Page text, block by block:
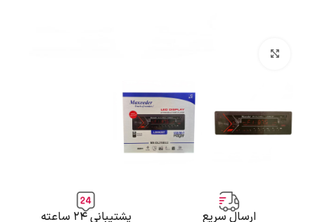
ارسال سریع پشتیبانی ۲۴ ساعته